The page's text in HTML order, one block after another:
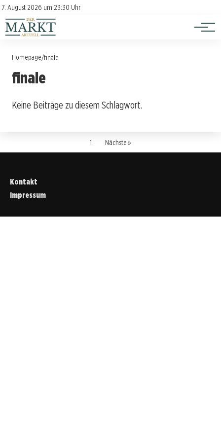
7. August 2026 um 23:30 Uhr
Kontakt
Impressum
Investition
Verbraucherschutz
Homepage/finale
finale
Keine Beiträge zu diesem Schlagwort.
1 Nächste »
Kontakt
Impressum